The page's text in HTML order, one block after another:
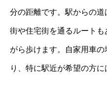
分の距離です。駅からの
街や住宅街を通るルート
がら歩けます。自家用車
り、特に駅近が希望の方に